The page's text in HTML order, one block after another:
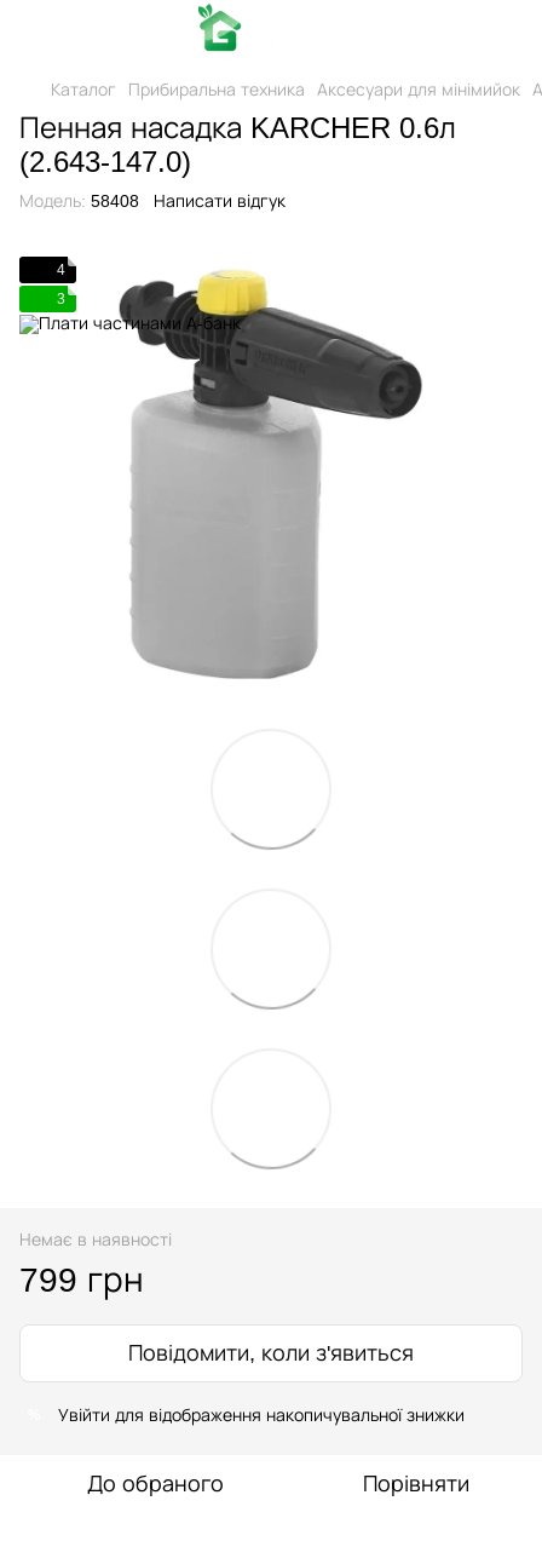
Каталог Прибиральна техника Аксесуари для мінімийок
Пенная насадка KARCHER 0.6л
(2.643-147.0)
Модель: 58408 Написати відгук
4
3
Немає в наявності
799 грн
Повідомити, коли з'явиться
Увійти для відображення накопичувальної знижки
До обраного Порівняти